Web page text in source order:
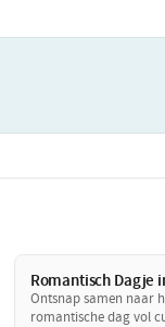
Romantisch Dagje
Ontsnap samen naar
romantische dag vol